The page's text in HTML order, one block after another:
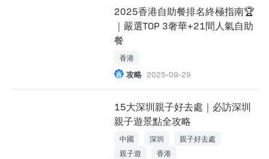
2025香港自助餐排名終極指南🏆
｜嚴選TOP 3奢華+21間人氣自助
餐
香港
攻略 2025-09-29
15大深圳親子好去處｜必訪深圳
親子遊景點全攻略
中國 深圳
親子好去處
親子遊
香港